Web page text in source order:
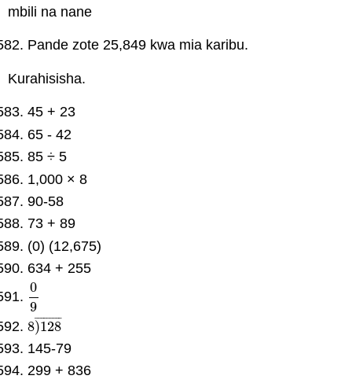
mbili na nane
Pande zote 25,849 kwa mia karibu.
Kurahisisha.
45 + 23
65 - 42
85 ÷ 5
1,000 × 8
90-58
73 + 89
(0) (12,675)
634 + 255
0
9
09
8)128
¯ ¯
¯¯¯¯¯¯¯
8)128
145-79
299 + 836